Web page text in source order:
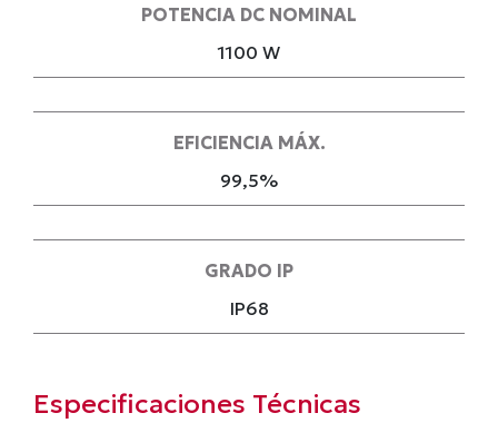
POTENCIA DC NOMINAL
1100 W
EFICIENCIA MÁX.
99,5%
GRADO IP
IP68
Especificaciones Técnicas